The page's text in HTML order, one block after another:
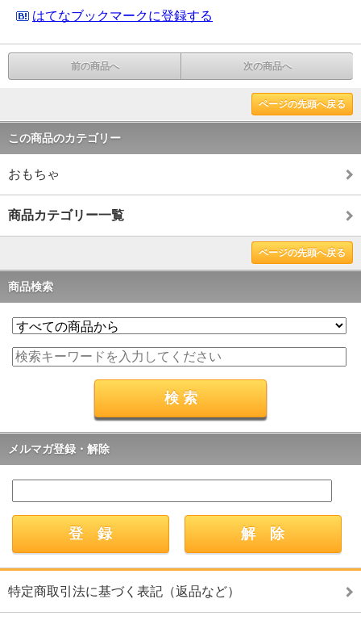
はてなブックマークに登録する
前の商品へ 次の商品へ
ページの先頭へ戻る
この商品のカテゴリー
おもちゃ
商品カテゴリー一覧
ページの先頭へ戻る
商品検索
メルマガ登録・解除
特定商取引法に基づく表記（返品など）